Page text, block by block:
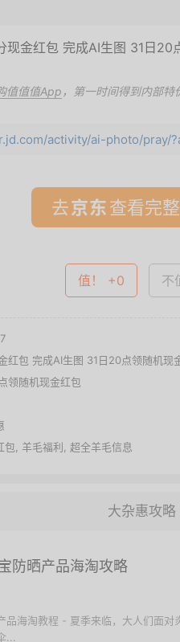
值值值App ，第一时间得到内部特
activity/ai-photo/pray/
去 查看完
值！ +0 不
红包 完成AI生图 31日20点领随机现
领随机现金红包
包 羊毛福利 超全羊毛信息
大杂惠攻略
防晒产品海淘攻略
品海淘教程 - 夏季来临，大人们面
...